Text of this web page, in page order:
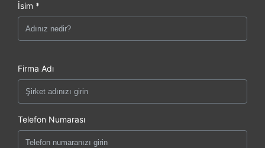
İsim *
Firma Adı
Telefon Numarası